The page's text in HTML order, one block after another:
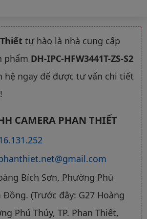
tự hào là nhà cung cấp
phẩm DH-IPC-HFW3441T-ZS-S2
hệ ngay để được tư vấn chi tiết
CAMERA PHAN THIẾT
Bích Sơn, Phường Phú
Đồng. (Trước đây: G27 Hoàng
Phú Thủy, TP. Phan Thiết,